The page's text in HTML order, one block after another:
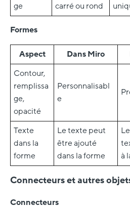
ge
carré ou rond
Formes
Aspect Dans Miro
Contour,
remplissa
ge,
opacité
Personnalisabl
e
Texte
dans la
forme
Le texte peut
être ajouté
dans la forme
à
Connecteurs et autres
Connecteurs